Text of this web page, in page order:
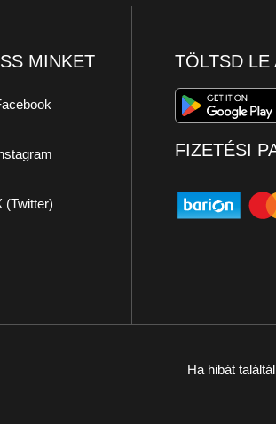
MINKET
(Twitter)
TÖLTSD LE
FIZETÉSI
Ha hibát